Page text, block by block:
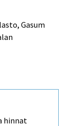
Gasum
hinnat